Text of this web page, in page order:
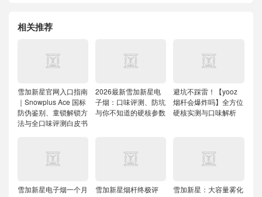
相关推荐
雪加新星官网入口指南
｜Snowplus Ace 国标
防伪鉴别、童锁解锁方
法与全口味评测白皮书
2026最新雪加新星电
子烟：口味评测、防坑
与你不知道的硬核参数
避坑不踩雷！【yooz
烟杆会爆炸吗】全方位
硬核实测与口味解析
雪加新星电子烟一个月
雪加新星烟杆终极评
雪加新星：大容量雾化